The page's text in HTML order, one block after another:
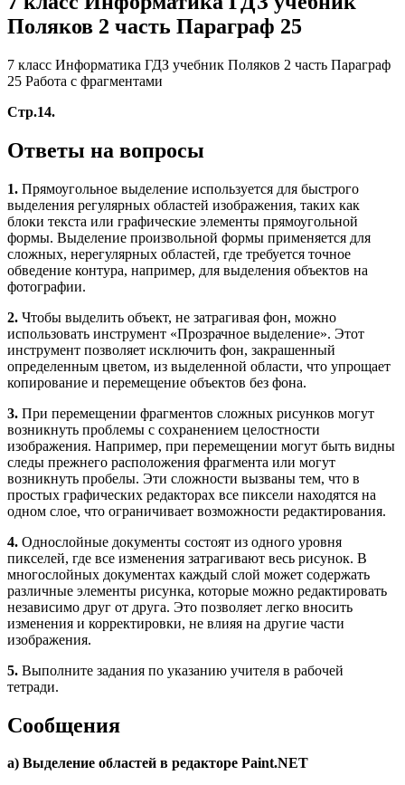
Поляков 2 часть Параграф 25
7 класс Информатика ГДЗ учебник Поляков 2 часть Параграф
25 Работа с фрагментами
Стр.14.
Ответы на вопросы
1. Прямоугольное выделение используется для быстрого
выделения регулярных областей изображения, таких как
блоки текста или графические элементы прямоугольной
формы. Выделение произвольной формы применяется для
сложных, нерегулярных областей, где требуется точное
обведение контура, например, для выделения объектов на
фотографии.
2. Чтобы выделить объект, не затрагивая фон, можно
использовать инструмент «Прозрачное выделение». Этот
инструмент позволяет исключить фон, закрашенный
определенным цветом, из выделенной области, что упрощает
копирование и перемещение объектов без фона.
3. При перемещении фрагментов сложных рисунков могут
возникнуть проблемы с сохранением целостности
изображения. Например, при перемещении могут быть видны
следы прежнего расположения фрагмента или могут
возникнуть пробелы. Эти сложности вызваны тем, что в
простых графических редакторах все пиксели находятся на
одном слое, что ограничивает возможности редактирования.
4. Однослойные документы состоят из одного уровня
пикселей, где все изменения затрагивают весь рисунок. В
многослойных документах каждый слой может содержать
различные элементы рисунка, которые можно редактировать
независимо друг от друга. Это позволяет легко вносить
изменения и корректировки, не влияя на другие части
изображения.
5. Выполните задания по указанию учителя в рабочей
тетради.
Сообщения
а) Выделение областей в редакторе Paint.NET